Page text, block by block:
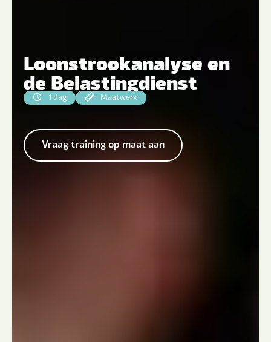
Loonstrookanalyse en
de Belastingdienst
1 dag Maatwerk
Vraag training op maat aan